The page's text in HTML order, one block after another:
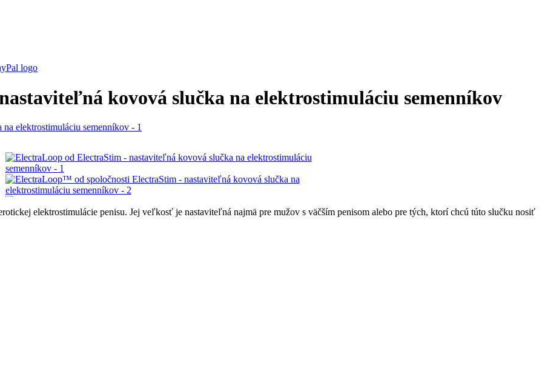
kovová slučka na elektrostimuláciu semenníkov
elektrostimulácie penisu. Jej veľkosť je nastaviteľná najmä pre mužov s väčším penisom alebo pre tých, ktorí chcú túto slučku nosiť